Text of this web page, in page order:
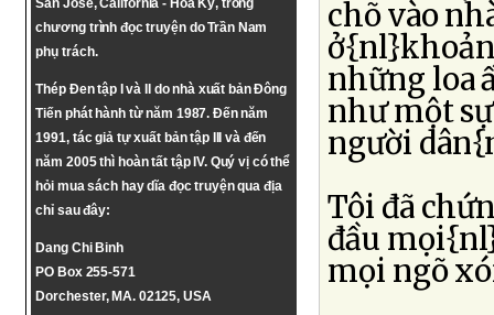
San Jose, California - Hoa Kỳ, trong
chương trình đọc truyện do Trần Nam
phụ trách.
Thép Đen tập I và II do nhà xuất bản Đông
Tiến phát hành từ năm 1987. Đến năm
1991, tác giả tự xuất bản tập III và đến
năm 2005 thì hoàn tất tập IV. Quý vị có thể
hỏi mua sách hay dĩa đọc truyện qua địa
chỉ sau đây:
Dang Chi Binh
PO Box 255-571
Dorchester, MA. 02125, USA
chõ vào
những loa
như một
người
Tôi đã
đầu
mọi ngõ